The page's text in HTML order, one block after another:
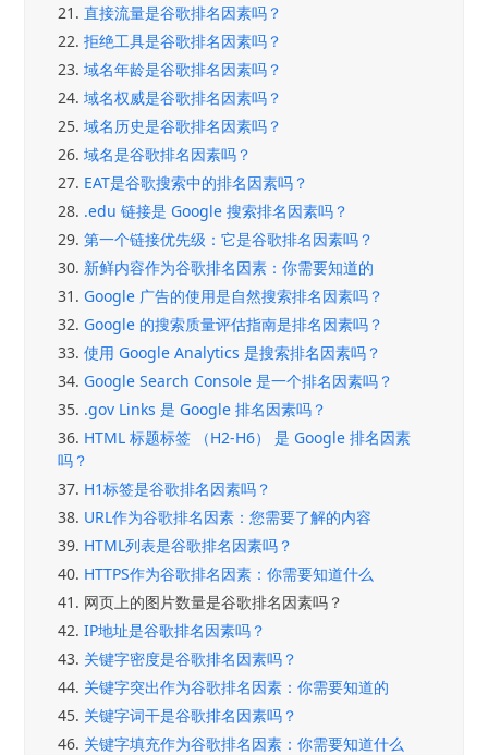
21. 直接流量是谷歌排名因素吗？
22. 拒绝工具是谷歌排名因素吗？
23. 域名年龄是谷歌排名因素吗？
24. 域名权威是谷歌排名因素吗？
25. 域名历史是谷歌排名因素吗？
26. 域名是谷歌排名因素吗？
27. EAT是谷歌搜索中的排名因素吗？
28. .edu 链接是 Google 搜索排名因素吗？
29. 第一个链接优先级：它是谷歌排名因素吗？
30. 新鲜内容作为谷歌排名因素：你需要知道的
31. Google 广告的使用是自然搜索排名因素吗？
32. Google 的搜索质量评估指南是排名因素吗？
33. 使用 Google Analytics 是搜索排名因素吗？
34. Google Search Console 是一个排名因素吗？
35. .gov Links 是 Google 排名因素吗？
36. HTML 标题标签 （H2-H6） 是 Google 排名因素
吗？
37. H1标签是谷歌排名因素吗？
38. URL作为谷歌排名因素：您需要了解的内容
39. HTML列表是谷歌排名因素吗？
40. HTTPS作为谷歌排名因素：你需要知道什么
41. 网页上的图片数量是谷歌排名因素吗？
42. IP地址是谷歌排名因素吗？
43. 关键字密度是谷歌排名因素吗？
44. 关键字突出作为谷歌排名因素：你需要知道的
45. 关键字词干是谷歌排名因素吗？
46. 关键字填充作为谷歌排名因素：你需要知道什么